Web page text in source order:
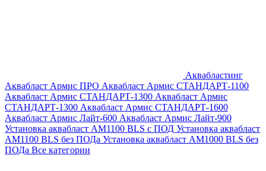
Аквабластинг
Аквабласт Армис ПРО Аквабласт Армис СТАНДАРТ-1100
Аквабласт Армис СТАНДАРТ-1300 Аквабласт Армис
СТАНДАРТ-1300 Аквабласт Армис СТАНДАРТ-1600
Аквабласт Армис Лайт-600 Аквабласт Армис Лайт-900
Установка аквабласт AM1100 BLS с ПОД Установка аквабласт
AM1100 BLS без ПОДа Установка аквабласт AM1000 BLS без
ПОДа Все категории